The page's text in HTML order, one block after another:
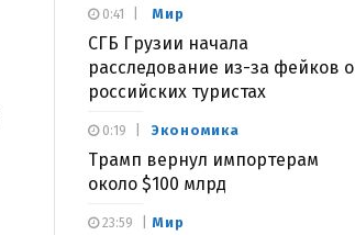
Мир
СГБ Грузии начала
расследование из-за фейков о
российских туристах
0:41
Экономика
Трамп вернул импортерам
около $100 млрд
0:19
Мир
23:59